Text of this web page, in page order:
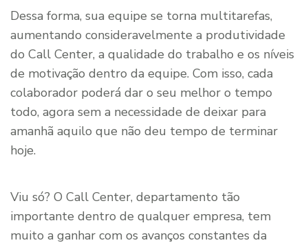
Dessa forma, sua equipe se torna multitarefas,
aumentando consideravelmente a produtividade
do Call Center, a qualidade do trabalho e os níveis
de motivação dentro da equipe. Com isso, cada
colaborador poderá dar o seu melhor o tempo
todo, agora sem a necessidade de deixar para
amanhã aquilo que não deu tempo de terminar
hoje.
Viu só? O Call Center, departamento tão
importante dentro de qualquer empresa, tem
muito a ganhar com os avanços constantes da